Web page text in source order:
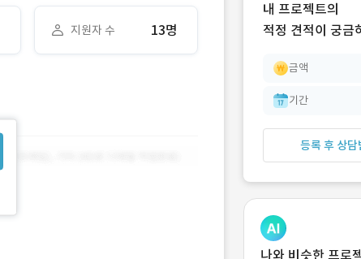
지원자 수 13명
내 프로젝트의
적정 견적이 궁금
금액
기간
등록 후 상담
나와 비슷한 프로